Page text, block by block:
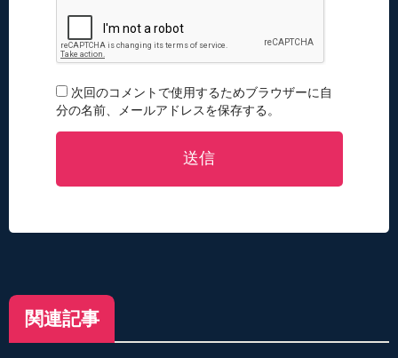
次回のコメントで使用するためブラウザーに自
分の名前、メールアドレスを保存する。
送信
関連記事